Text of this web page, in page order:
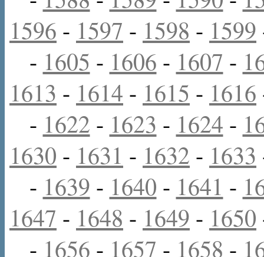
1596 - 1597 - 1598 - 1599
- 1605 - 1606 - 1607 -
1613 - 1614 - 1615 - 1616
- 1622 - 1623 - 1624 -
1630 - 1631 - 1632 - 1633
- 1639 - 1640 - 1641 -
1647 - 1648 - 1649 - 1650
- 1656 - 1657 - 1658 -